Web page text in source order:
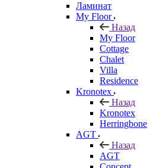
Ламинат
My Floor
Назад
My Floor
Cottage
Chalet
Villa
Residence
Kronotex
Назад
Kronotex
Herringbone
AGT
Назад
AGT